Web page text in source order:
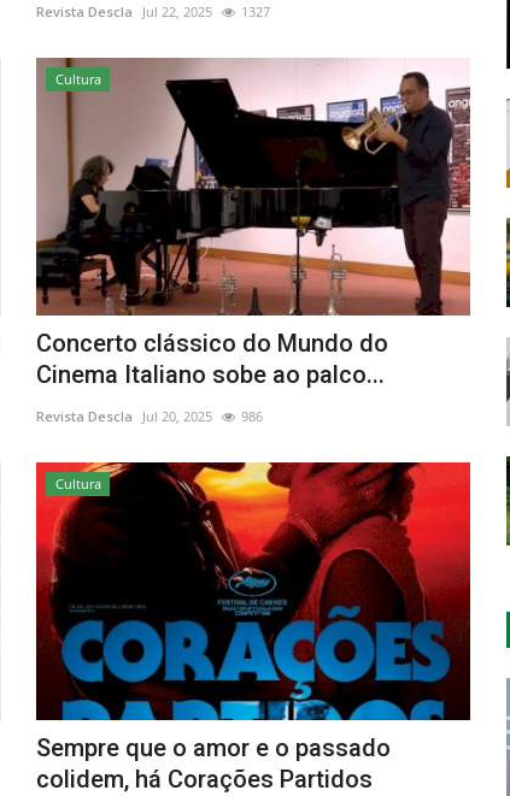
Revista Descla Jul 22, 2025 1327
Cultura
Concerto clássico do Mundo do
Cinema Italiano sobe ao palco...
Revista Descla Jul 20, 2025 986
Cultura
Sempre que o amor e o passado
colidem, há Corações Partidos
Cultura